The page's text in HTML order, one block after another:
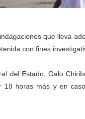
que lleva
con fines
del Estado, Galo
18 horas más y en